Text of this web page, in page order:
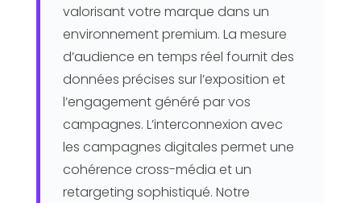
valorisant votre marque dans un
environnement premium. La mesure
d’audience en temps réel fournit des
données précises sur l’exposition et
l’engagement généré par vos
campagnes. L’interconnexion avec
les campagnes digitales permet une
cohérence cross-média et un
retargeting sophistiqué. Notre